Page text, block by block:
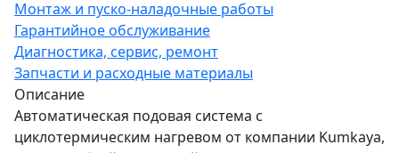
Монтаж и пуско-наладочные работы
Гарантийное обслуживание
Диагностика, сервис, ремонт
Запчасти и расходные материалы
Описание
Автоматическая подовая система с
циклотермическим нагревом от компании Kumkaya,